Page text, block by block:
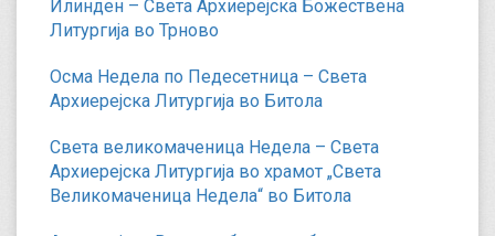
Илинден – Света Архиерејска Божествена
Литургија во Трново
Осма Недела по Педесетница – Света
Архиерејска Литургија во Битола
Света великомаченица Недела – Света
Архиерејска Литургија во храмот „Света
Великомаченица Недела“ во Битола